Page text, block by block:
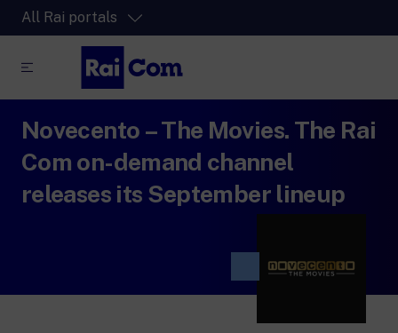
All Rai portals
The video streaming platform for all.
RaiPlay
The digital platform of the Rai Radio
RaiPlay Sound
A safe space full of cartoons for the kids.
Novecento – The Movies. The Rai
Com on-demand channel
releases its September lineup